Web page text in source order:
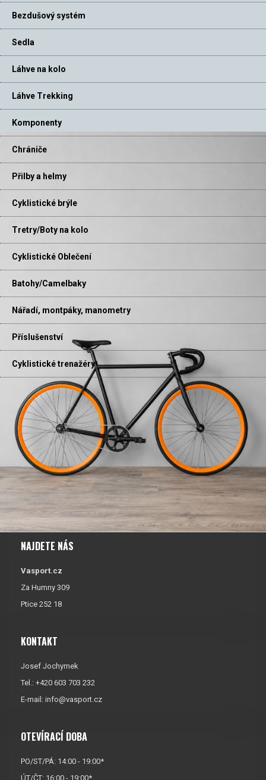
Bezdušový systém
Sedla
Láhve na kolo
Láhve Trekking
Komponenty
Chrániče
Přilby a helmy
Cyklistické brýle
Tretry/Boty na kolo
Cyklistické Oblečení
Batohy/Camelbaky
Nářadí, montpáky, manometry
Příslušenství
Cyklistické trenažéry
NAJDETE NÁS
Vasport.cz
Za Humny 309
Ptice 252 18
KONTAKT
Josef Jochymek
Tel.: +420 603 703 232
E-mail: info@vasport.cz
OTEVÍRACÍ DOBA
PO/ST/PÁ: 14:00 - 19:00*
ÚT/ČT: 16:00 - 19:00*